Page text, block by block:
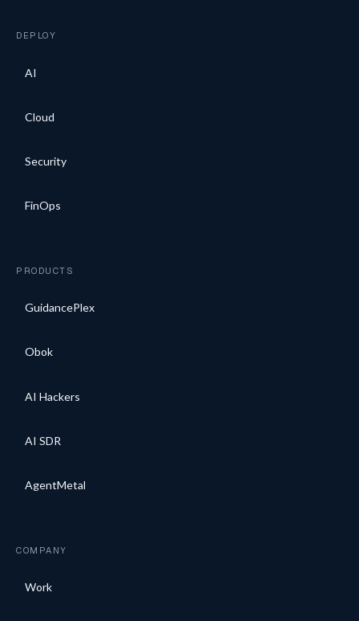
DEPLOY
AI
Cloud
Security
FinOps
PRODUCTS
GuidancePlex
Obok
AI Hackers
AI SDR
AgentMetal
COMPANY
Work